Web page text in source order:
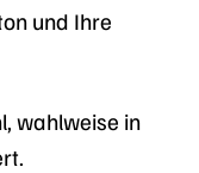
und Ihre
wahlweise in